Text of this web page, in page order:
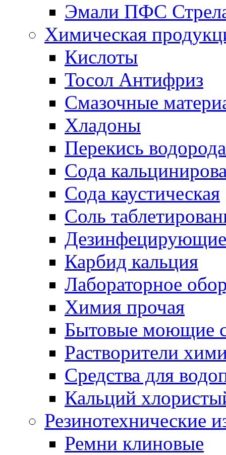
Эмали ПФС
Химическая
Кислоты
Тосол Антифриз
Смазочные
Хладоны
Перекись водорода
Сода
Сода каустическая
Соль
Дезинфецирующие
Карбид кальция
Лабораторное
Химия прочая
Бытовые моющие
Растворители
Средства для
Кальций
Резинотехнические
Ремни клиновые